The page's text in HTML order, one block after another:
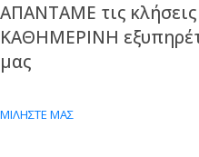
ΑΠΑΝΤΑΜΕ τις
ΚΑΘΗΜΕΡΙΝΗ
μας
ΜΙΛΗΣΤΕ ΜΑΣ